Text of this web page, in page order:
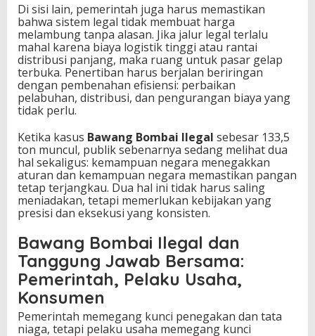
Di sisi lain, pemerintah juga harus memastikan
bahwa sistem legal tidak membuat harga
melambung tanpa alasan. Jika jalur legal terlalu
mahal karena biaya logistik tinggi atau rantai
distribusi panjang, maka ruang untuk pasar gelap
terbuka. Penertiban harus berjalan beriringan
dengan pembenahan efisiensi: perbaikan
pelabuhan, distribusi, dan pengurangan biaya yang
tidak perlu.
Ketika kasus Bawang Bombai Ilegal sebesar 133,5
ton muncul, publik sebenarnya sedang melihat dua
hal sekaligus: kemampuan negara menegakkan
aturan dan kemampuan negara memastikan pangan
tetap terjangkau. Dua hal ini tidak harus saling
meniadakan, tetapi memerlukan kebijakan yang
presisi dan eksekusi yang konsisten.
Bawang Bombai Ilegal dan
Tanggung Jawab Bersama:
Pemerintah, Pelaku Usaha,
Konsumen
Pemerintah memegang kunci penegakan dan tata
niaga, tetapi pelaku usaha memegang kunci